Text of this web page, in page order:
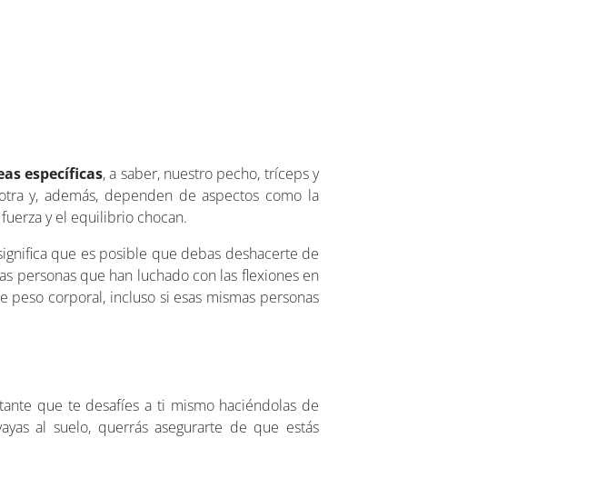
específicas, a saber, nuestro pecho, tríceps y
y, además, dependen de aspectos como la
y el equilibrio chocan.
que es posible que debas deshacerte de
personas que han luchado con las flexiones en
corporal, incluso si esas mismas personas
que te desafíes a ti mismo haciéndolas de
al suelo, querrás asegurarte de que estás